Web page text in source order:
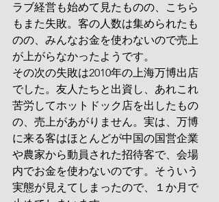
ラブ経営も始めて見たものの、こちら
もまた失敗。客の人数は集められたも
のの、みんなお金を使わないので売上
が上がらなかったようです。
その次の失敗は2010年の上海万博出店
でした。友人たちと出資し、あれこれ
苦労してホットドック店を出したもの
の、売上があがりません。実は、万博
に来る客はほとんどが中国の国営企業
や農家から動員された招待客で、会場
内でお金を使わないのです。そういう
実態が見えてしまったので、１か月で